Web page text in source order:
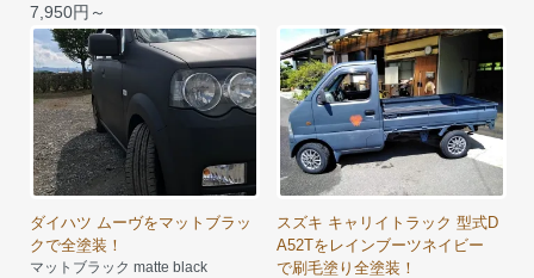
7,950円～
ダイハツ ムーヴをマットブラッ
クで全塗装！
マットブラック matte black
スズキ キャリイトラック 型式D
A52Tをレインブーツネイビー
で刷毛塗り全塗装！